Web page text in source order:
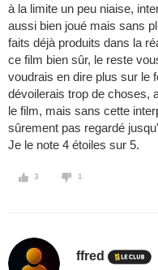
à la limite un peu niaise,
aussi bien joué mais sans
faits déjà produits dans la
ce film bien sûr, le reste
voudrais en dire plus sur le
dévoilerais trop de choses,
le film, mais sans cette
sûrement pas regardé
Je le note 4 étoiles sur 5.
3 1
ffred